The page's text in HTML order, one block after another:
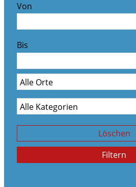
Werbung und Kooperation
Stadt & Land
Bildung
Politik & Gesellschaft
Von
Bis
Löschen
Filtern